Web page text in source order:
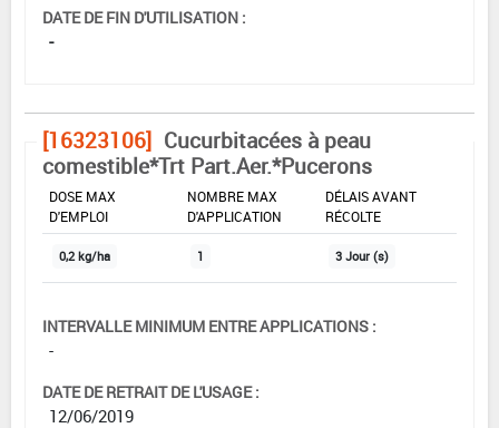
DATE DE FIN D'UTILISATION :
-
[16323106] Cucurbitacées à peau
comestible*Trt Part.Aer.*Pucerons
DOSE MAX
D'EMPLOI
NOMBRE MAX
D'APPLICATION
DÉLAIS AVANT
RÉCOLTE
0,2 kg/ha 1 3 Jour (s)
INTERVALLE MINIMUM ENTRE APPLICATIONS :
-
DATE DE RETRAIT DE L'USAGE :
12/06/2019